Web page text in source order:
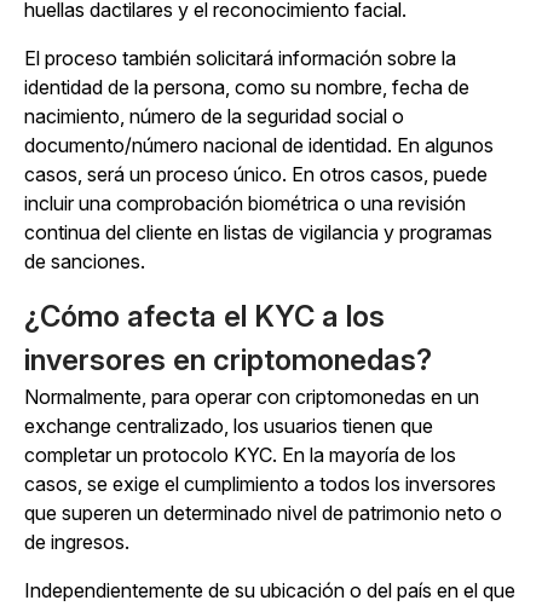
huellas dactilares y el reconocimiento facial.
El proceso también solicitará información sobre la
identidad de la persona, como su nombre, fecha de
nacimiento, número de la seguridad social o
documento/número nacional de identidad. En algunos
casos, será un proceso único. En otros casos, puede
incluir una comprobación biométrica o una revisión
continua del cliente en listas de vigilancia y programas
de sanciones.
¿Cómo afecta el KYC a los
inversores en criptomonedas?
Normalmente, para operar con criptomonedas en un
exchange centralizado, los usuarios tienen que
completar un protocolo KYC. En la mayoría de los
casos, se exige el cumplimiento a todos los inversores
que superen un determinado nivel de patrimonio neto o
de ingresos.
Independientemente de su ubicación o del país en el que